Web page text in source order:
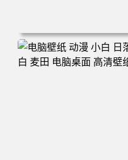
电脑壁纸 可爱动物 喵 喵星
纸 壁纸下载 壁纸大全